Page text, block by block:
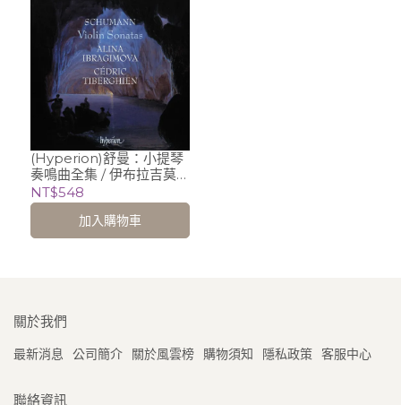
(Hyperion)舒曼：小提琴
奏鳴曲全集 / 伊布拉吉莫娃
Alina Ibragimova
(violin)、Cedric
Tiberghien (piano)
NT$548
加入購物車
關於我們
最新消息 公司簡介 關於風雲榜 購物須知 隱私政策 客服中心
聯絡資訊